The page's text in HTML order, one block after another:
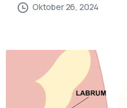
Oktober 26, 2024